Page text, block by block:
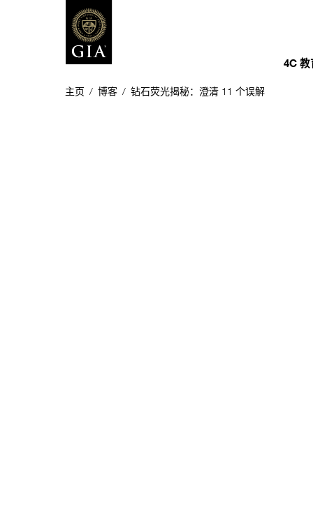
4C 教
主页 / 博客 / 钻石荧光揭秘：澄清 11 个误解